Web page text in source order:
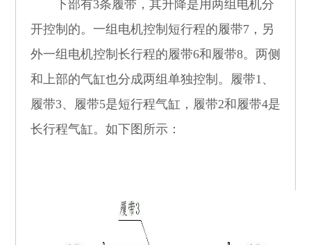
下部有3条履带，其升降是用两组电机分
开控制的。一组电机控制短行程的履带7，另
外一组电机控制长行程的履带6和履带8。两侧
和上部的气缸也分成两组单独控制。履带1、
履带3、履带5是短行程气缸，履带2和履带4是
长行程气缸。如下图所示：